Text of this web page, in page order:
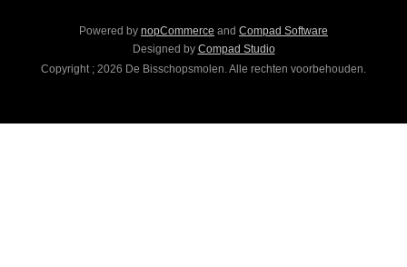
Powered by nopCommerce and Compad Software
Designed by Compad Studio
Copyright ; 2026 De Bisschopsmolen. Alle rechten voorbehouden.